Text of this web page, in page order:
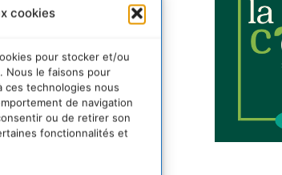
cookies
pour stocker et/ou
Nous le faisons pour
ces technologies nous
de navigation
ou de retirer son
fonctionnalités et
votes. Voici les 3